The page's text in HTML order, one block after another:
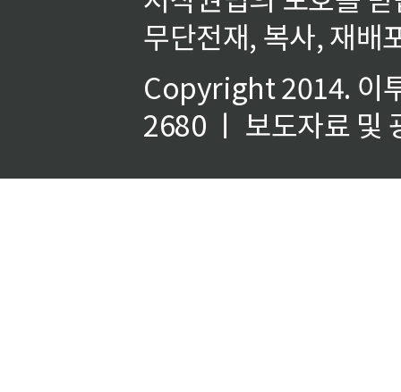
무단전재, 복사, 재배
Copyright 2014. 이
2680 ㅣ 보도자료